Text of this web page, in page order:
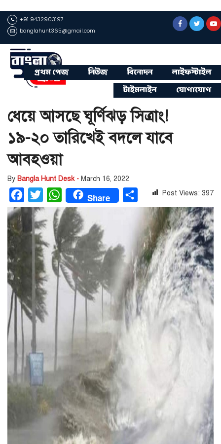
+91 9432903197
banglahunt365@gmail.com
প্রথম পেজ নিউজ বিনোদন
লাইফস্টাইল
টাইমলাইন
যোগাযোগ
ধেয়ে আসছে ঘূর্ণিঝড় সিত্রাং!
১৯-২০ তারিখেই বদলে যাবে
আবহওয়া
By Bangla Hunt Desk - March 16, 2022
Facebook
Twitter WhatsAppShare Share Post Views: 397